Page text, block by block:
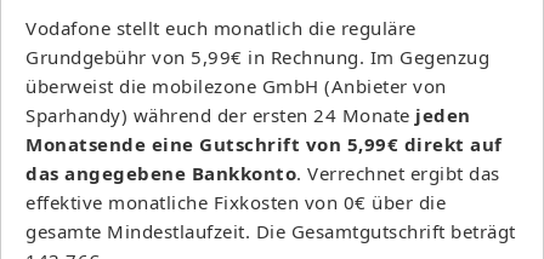
Vodafone stellt euch monatlich die reguläre
Grundgebühr von 5,99€ in Rechnung. Im Gegenzug
überweist die mobilezone GmbH (Anbieter von
Sparhandy) während der ersten 24 Monate jeden
Monatsende eine Gutschrift von 5,99€ direkt auf
das angegebene Bankkonto. Verrechnet ergibt das
effektive monatliche Fixkosten von 0€ über die
gesamte Mindestlaufzeit. Die Gesamtgutschrift beträgt